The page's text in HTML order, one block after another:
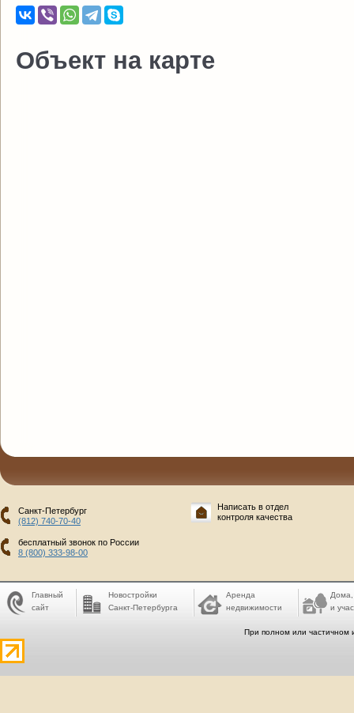
Объект на карте
Санкт-Петербург
(812) 740-70-40
бесплатный звонок по России
8 (800) 333-98-00
Написать в отдел
контроля качества
Главный
сайт
Новостройки
Санкт-Петербурга
Аренда
недвижимости
Дома,
и
При полном или частичном